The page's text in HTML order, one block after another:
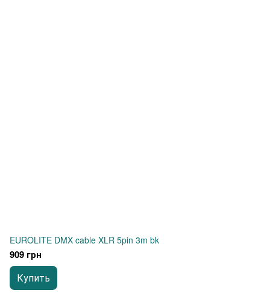
EUROLITE DMX cable XLR 5pin 3m bk
909 грн
Купить